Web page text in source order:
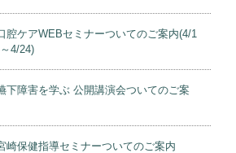
腔ケアWEBセミナーついてのご案内(4/1
4/24)
下障害を学ぶ 公開講演会ついてのご案
崎保健指導セミナーついてのご案内